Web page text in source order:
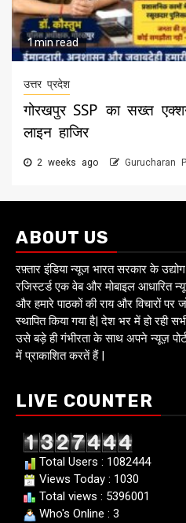
1 min read
उत्तर प्रदेश
गोरखपुर SSP का सख्त
लाइन हाजिर
2 weeks ago Gurucharan
ABOUT US
रफ़्तार इंडिया न्यूज भारत सरकार के
रजिस्टर्ड एक वेब और मोबाइल आधारित
और हमारे पाठकों की राय और विचारों पर
स्थापित किया गया है| देश भर में हो रही
उसे बड़े ही गंभीरता के साथ अपने न्यूज़
में प्राकाशित करतें हैं |
LIVE COUNTER
Total Users : 1082444
Views Today : 1030
Total views : 5396001
Who's Online : 3